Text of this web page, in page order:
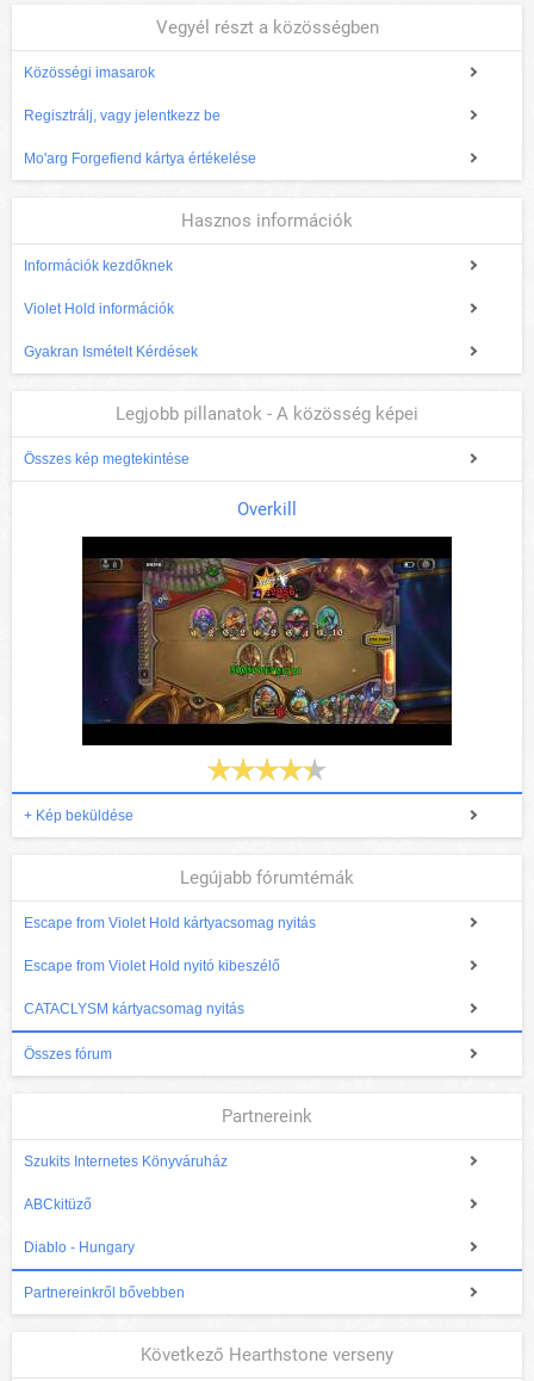
Vegyél részt a közösségben
Közösségi imasarok
Regisztrálj, vagy jelentkezz be
Mo'arg Forgefiend kártya értékelése
Hasznos információk
Információk kezdőknek
Violet Hold információk
Gyakran Ismételt Kérdések
Legjobb pillanatok - A közösség képei
Összes kép megtekintése
Overkill
+ Kép beküldése
Legújabb fórumtémák
Escape from Violet Hold kártyacsomag nyitás
Escape from Violet Hold nyitó kibeszélő
CATACLYSM kártyacsomag nyitás
Összes fórum
Partnereink
Szukits Internetes Könyváruház
ABCkitüző
Diablo - Hungary
Partnereinkről bővebben
Következő Hearthstone verseny